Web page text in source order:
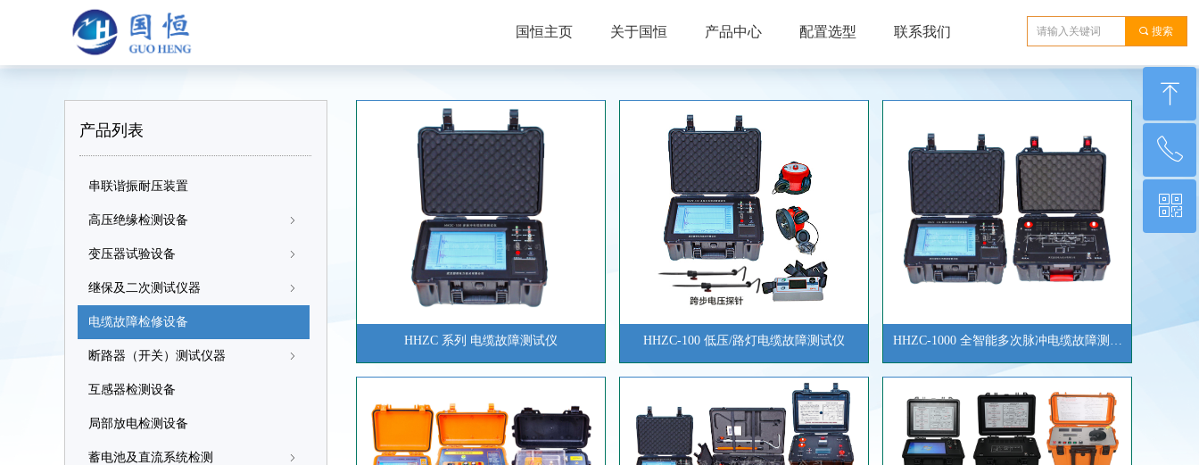
끠 搜索
国恒主页 关于国恒 产品中心 配置选型 联系我们
HHZC 系列 电缆故障测试仪 HHZC-100 低压/路灯电缆故障测试仪
HHZC-1000 全智能多次脉冲电缆故障测试
系统
产品列表
串联谐振耐压装置
ꁇ
高压绝缘检测设备
ꁇ
变压器试验设备
ꁇ
继保及二次测试仪器
电缆故障检修设备
ꁇ
断路器（开关）测试仪器
互感器检测设备
局部放电检测设备
ꁇ
蓄电池及直流系统检测
ꁸ
回到顶部
ꂅ
18071730137
ꀥ